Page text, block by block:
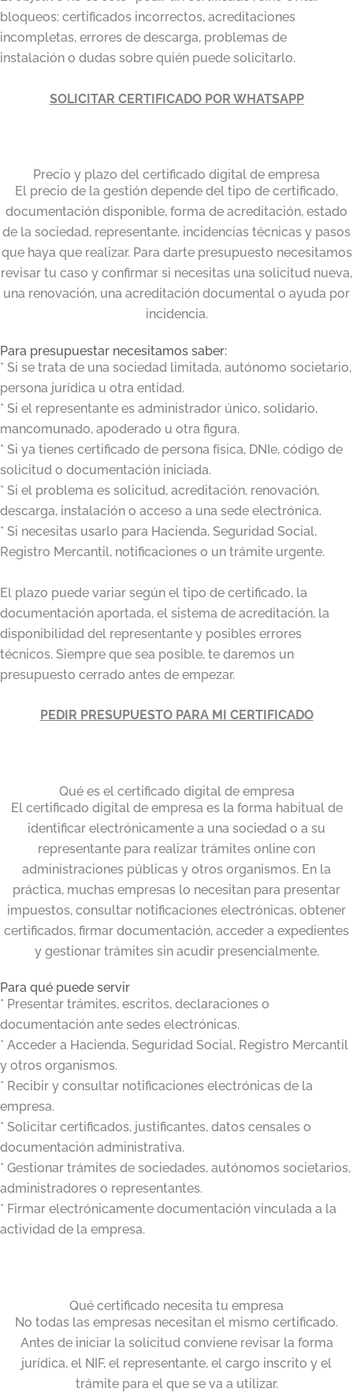
bloqueos: certificados incorrectos, acreditaciones
incompletas, errores de descarga, problemas de
instalación o dudas sobre quién puede solicitarlo.
SOLICITAR CERTIFICADO POR WHATSAPP
Precio y plazo del certificado digital de empresa
El precio de la gestión depende del tipo de certificado,
documentación disponible, forma de acreditación, estado
de la sociedad, representante, incidencias técnicas y pasos
que haya que realizar. Para darte presupuesto necesitamos
revisar tu caso y confirmar si necesitas una solicitud nueva,
una renovación, una acreditación documental o ayuda por
incidencia.
Para presupuestar necesitamos saber:
* Si se trata de una sociedad limitada, autónomo societario,
persona jurídica u otra entidad.
* Si el representante es administrador único, solidario,
mancomunado, apoderado u otra figura.
* Si ya tienes certificado de persona física, DNIe, código de
solicitud o documentación iniciada.
* Si el problema es solicitud, acreditación, renovación,
descarga, instalación o acceso a una sede electrónica.
* Si necesitas usarlo para Hacienda, Seguridad Social,
Registro Mercantil, notificaciones o un trámite urgente.
El plazo puede variar según el tipo de certificado, la
documentación aportada, el sistema de acreditación, la
disponibilidad del representante y posibles errores
técnicos. Siempre que sea posible, te daremos un
presupuesto cerrado antes de empezar.
PEDIR PRESUPUESTO PARA MI CERTIFICADO
Qué es el certificado digital de empresa
El certificado digital de empresa es la forma habitual de
identificar electrónicamente a una sociedad o a su
representante para realizar trámites online con
administraciones públicas y otros organismos. En la
práctica, muchas empresas lo necesitan para presentar
impuestos, consultar notificaciones electrónicas, obtener
certificados, firmar documentación, acceder a expedientes
y gestionar trámites sin acudir presencialmente.
Para qué puede servir
* Presentar trámites, escritos, declaraciones o
documentación ante sedes electrónicas.
* Acceder a Hacienda, Seguridad Social, Registro Mercantil
y otros organismos.
* Recibir y consultar notificaciones electrónicas de la
empresa.
* Solicitar certificados, justificantes, datos censales o
documentación administrativa.
* Gestionar trámites de sociedades, autónomos societarios,
administradores o representantes.
* Firmar electrónicamente documentación vinculada a la
actividad de la empresa.
Qué certificado necesita tu empresa
No todas las empresas necesitan el mismo certificado.
Antes de iniciar la solicitud conviene revisar la forma
jurídica, el NIF, el representante, el cargo inscrito y el
trámite para el que se va a utilizar.